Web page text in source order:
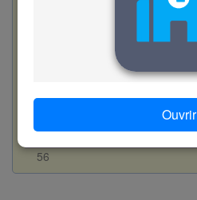
Ouvrir
F. dissolution
G. vomissure
Valider
56